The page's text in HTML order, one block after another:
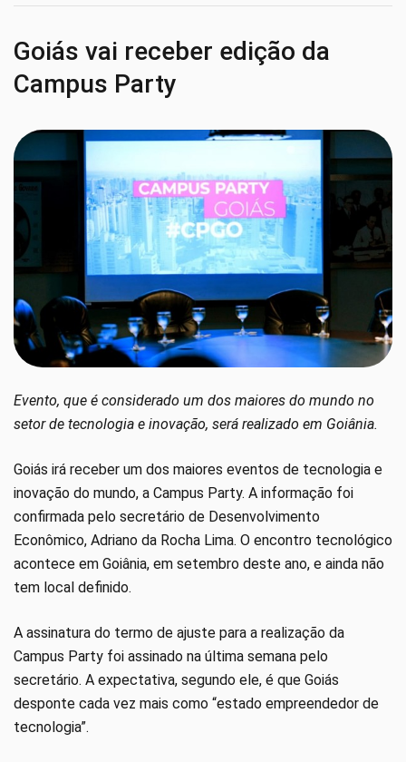
Goiás vai receber edição da
Campus Party
Evento, que é considerado um dos maiores do mundo no
setor de tecnologia e inovação, será realizado em Goiânia.
Goiás irá receber um dos maiores eventos de tecnologia e
inovação do mundo, a Campus Party. A informação foi
confirmada pelo secretário de Desenvolvimento
Econômico, Adriano da Rocha Lima. O encontro tecnológico
acontece em Goiânia, em setembro deste ano, e ainda não
tem local definido.
A assinatura do termo de ajuste para a realização da
Campus Party foi assinado na última semana pelo
secretário. A expectativa, segundo ele, é que Goiás
desponte cada vez mais como “estado empreendedor de
tecnologia”.